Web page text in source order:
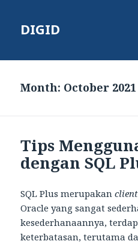
DIGID
Month: October 2021
Tips
dengan SQL
SQL Plus merupakan
Oracle yang sangat
kesederhanaannya,
keterbatasan, terutama